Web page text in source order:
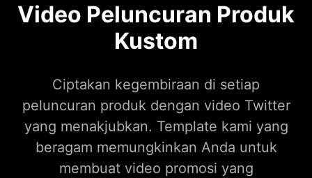
Video Peluncuran Produk
Kustom
Ciptakan kegembiraan di setiap
peluncuran produk dengan video Twitter
yang menakjubkan. Template kami yang
beragam memungkinkan Anda untuk
membuat video promosi yang